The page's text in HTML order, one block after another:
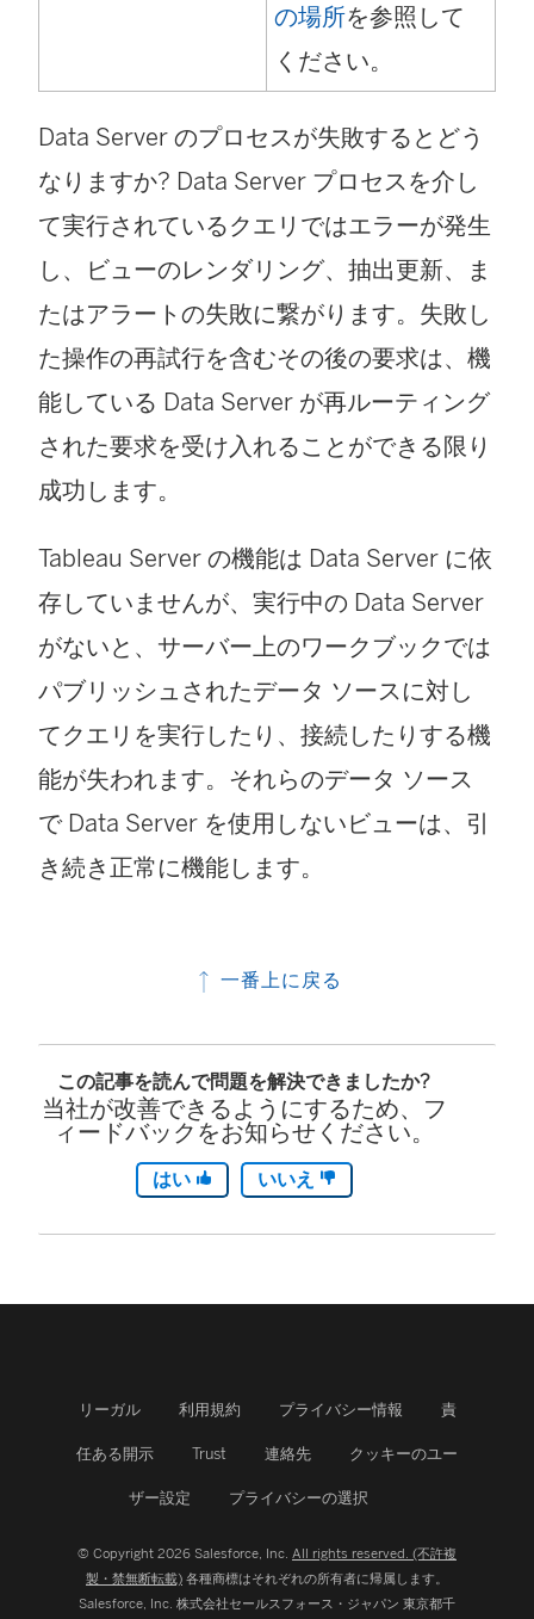
の場所を参照して
ください。
Data Server のプロセスが失敗するとどう
なりますか? Data Server プロセスを介し
て実行されているクエリではエラーが発生
し、ビューのレンダリング、抽出更新、ま
たはアラートの失敗に繋がります。失敗し
た操作の再試行を含むその後の要求は、機
能している Data Server が再ルーティング
された要求を受け入れることができる限り
成功します。
Tableau Server の機能は Data Server に依
存していませんが、実行中の Data Server
がないと、サーバー上のワークブックでは
パブリッシュされたデータ ソースに対し
てクエリを実行したり、接続したりする機
能が失われます。それらのデータ ソース
で Data Server を使用しないビューは、引
き続き正常に機能します。
一番上に戻る
この記事を読んで問題を解決できましたか?
当社が改善できるようにするため、フ
ィードバックをお知らせください。
はい いいえ
リーガル 利用規約 プライバシー情報 責
任ある開示 Trust 連絡先 クッキーのユー
ザー設定 プライバシーの選択
© Copyright 2026 Salesforce, Inc. All rights reserved. (不許複
製・禁無断転載) 各種商標はそれぞれの所有者に帰属します。
Salesforce, Inc. 株式会社セールスフォース・ジャパン 東京都千